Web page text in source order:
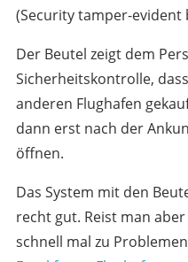
(Security tamper-evident
Der Beutel zeigt dem
Sicherheitskontrolle,
anderen Flughafen
dann erst nach der
öffnen.
Das System mit den
recht gut. Reist man
schnell mal zu